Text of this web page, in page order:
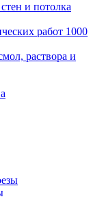
и потолка
работ 1000
раствора и